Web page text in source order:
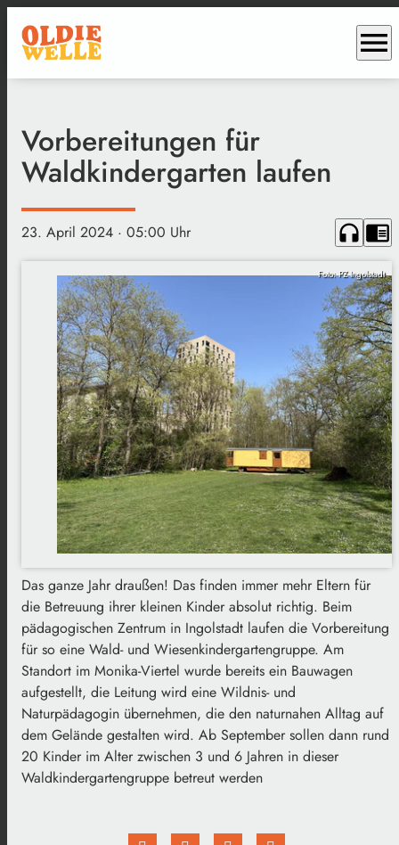
menu
Vorbereitungen für
Waldkindergarten laufen
23. April 2024 · 05:00 Uhr headphones chrome_reader_mode
Foto: PZ Ingolstadt
Das ganze Jahr draußen! Das finden immer mehr Eltern für
die Betreuung ihrer kleinen Kinder absolut richtig. Beim
pädagogischen Zentrum in Ingolstadt laufen die Vorbereitung
für so eine Wald- und Wiesenkindergartengruppe. Am
Standort im Monika-Viertel wurde bereits ein Bauwagen
aufgestellt, die Leitung wird eine Wildnis- und
Naturpädagogin übernehmen, die den naturnahen Alltag auf
dem Gelände gestalten wird. Ab September sollen dann rund
20 Kinder im Alter zwischen 3 und 6 Jahren in dieser
Waldkindergartengruppe betreut werden